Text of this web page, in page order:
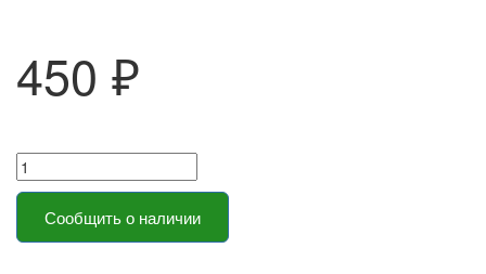
450 ₽
Сообщить о наличии